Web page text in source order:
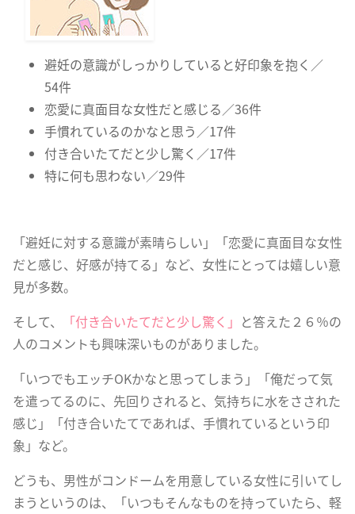
避妊の意識がしっかりしていると好印象を抱く／
54件
恋愛に真面目な女性だと感じる／36件
手慣れているのかなと思う／17件
付き合いたてだと少し驚く／17件
特に何も思わない／29件
「避妊に対する意識が素晴らしい」「恋愛に真面目な女性
だと感じ、好感が持てる」など、女性にとっては嬉しい意
見が多数。
そして、
「付き合いたてだと少し驚く」 と答えた２６％の
人のコメントも興味深いものがありました。
「いつでもエッチOKかなと思ってしまう」「俺だって気
を遣ってるのに、先回りされると、気持ちに水をさされた
感じ」「付き合いたてであれば、手慣れているという印
象」など。
どうも、男性がコンドームを用意している女性に引いてし
まうというのは、「いつもそんなものを持っていたら、軽